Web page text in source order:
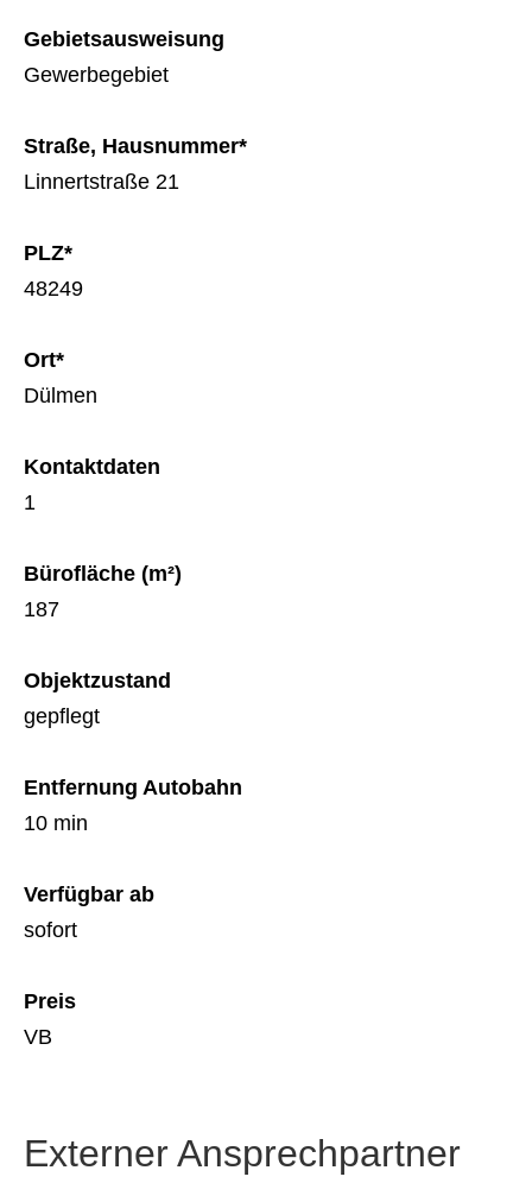
Gebietsausweisung
Gewerbegebiet
Straße, Hausnummer*
Linnertstraße 21
PLZ*
48249
Ort*
Dülmen
Kontaktdaten
1
Bürofläche (m²)
187
Objektzustand
gepflegt
Entfernung Autobahn
10 min
Verfügbar ab
sofort
Preis
VB
Externer Ansprechpartner